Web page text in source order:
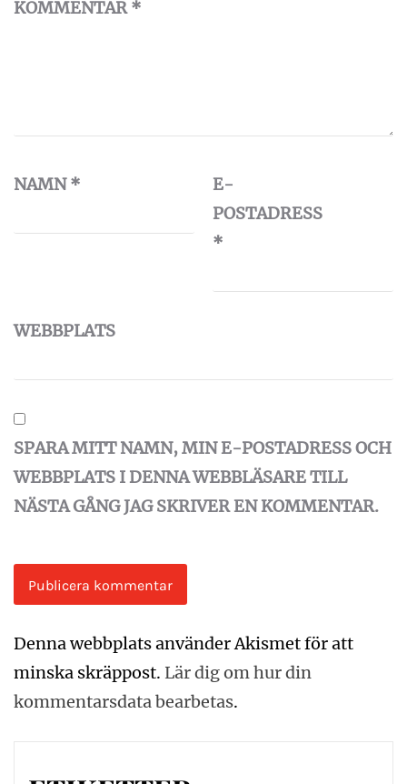
KOMMENTAR*
NAMN*
E-
POSTADRESS
*
WEBBPLATS
SPARA MITT NAMN, MIN E-POSTADRESS OCH
WEBBPLATS I DENNA WEBBLÄSARE TILL
NÄSTA GÅNG JAG SKRIVER EN KOMMENTAR.
Denna webbplats använder Akismet för att
minska skräppost. Lär dig om hur din
kommentarsdata bearbetas.